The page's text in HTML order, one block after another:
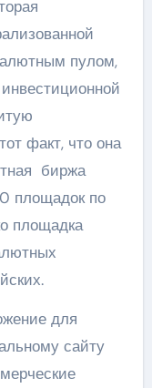
пулом,
факт, что она
биржа
площадок по
площадка
для
сайту